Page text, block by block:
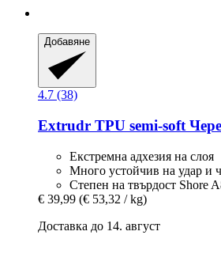
Добавяне
4.7 (38)
Extrudr TPU semi-​soft
Екстремна адхезия на слоя
Много устойчив на удар и
Степен на твърдост Shore
€ 39,99 (€ 53,32 / kg)
Доставка до 14. август